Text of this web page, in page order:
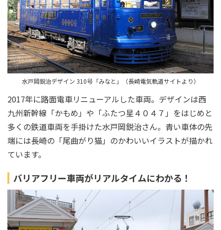
水戸岡鋭治デザイン 310号「みなと」（長崎電気軌道サイトより）
2017年に路面電車リニューアルした車両。デザインは西
九州新幹線「かもめ」や「ふたつ星４０４７」をはじめと
多くの鉄道車両を手掛けた水戸岡鋭治さん。青い車体の先
端には長崎の「尾曲がり猫」のかわいいイラストが描かれ
ています。
バリアフリー車両がリアルタイムにわかる！